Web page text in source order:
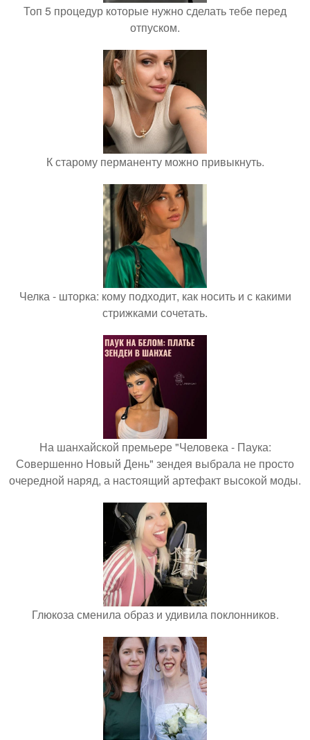
Топ 5 процедур которые нужно сделать тебе перед
отпуском.
К старому перманенту можно привыкнуть.
Челка - шторка: кому подходит, как носить и с какими
стрижками сочетать.
На шанхайской премьере "Человека - Паука:
Совершенно Новый День" зендея выбрала не просто
очередной наряд, а настоящий артефакт высокой моды.
Глюкоза сменила образ и удивила поклонников.